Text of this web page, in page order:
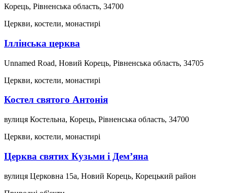
Корець, Рівненська область, 34700
Церкви, костели, монастирі
Іллінська церква
Unnamed Road, Новий Корець, Рівненська область, 34705
Церкви, костели, монастирі
Костел святого Антонія
вулиця Костельна, Корець, Рівненська область, 34700
Церкви, костели, монастирі
Церква святих Кузьми і Дем’яна
вулиця Церковна 15а, Новий Корець, Корецький район